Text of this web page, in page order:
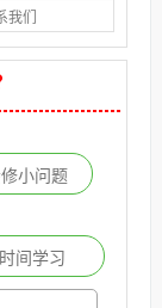
我们
小问题
间学习